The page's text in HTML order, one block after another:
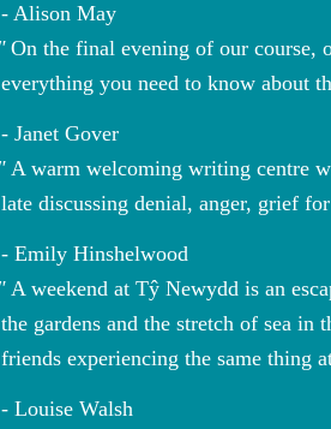
Alison May
On the final evening of our course,
everything you need to know about
Janet Gover
A warm welcoming writing centre
late discussing denial, anger, grief
Emily Hinshelwood
A weekend at Tŷ Newydd is an
the gardens and the stretch of sea
friends experiencing the same thing
Louise Walsh